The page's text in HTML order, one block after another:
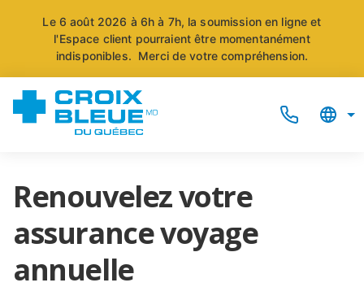
Le 6 août 2026 à 6h à 7h, la soumission en ligne et
l'Espace client pourraient être momentanément
indisponibles. Merci de votre compréhension.
Renouvelez votre
assurance voyage
annuelle